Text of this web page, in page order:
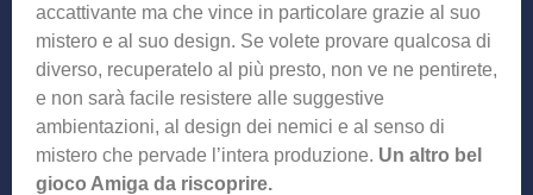
accattivante ma che vince in particolare grazie al suo
mistero e al suo design. Se volete provare qualcosa di
diverso, recuperatelo al più presto, non ve ne pentirete,
e non sarà facile resistere alle suggestive
ambientazioni, al design dei nemici e al senso di
mistero che pervade l’intera produzione. Un altro bel
gioco Amiga da riscoprire.